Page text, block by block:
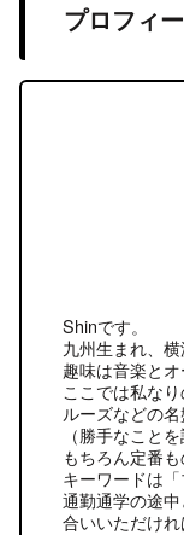
プロフィ
Shinです。
九州生まれ、
趣味は音楽とオ
ここでは私な
ルーズなどの名
（勝手なこと
もちろん定番も
キーワードは「
通勤通学の途
合いいただけれ